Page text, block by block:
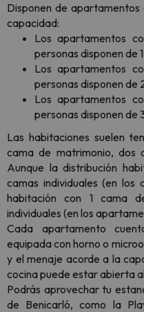
Disponen de
capacidad:
Los apartamentos
personas disponen de
Los apartamentos
personas disponen de
Los apartamentos
personas disponen de
Las habitaciones suelen
cama de matrimonio, dos
Aunque la distribución
camas individuales (en
habitación con 1 cama
individuales (en los
Cada apartamento
equipada con horno o
y el menaje acorde a la
cocina puede estar abierta
Podrás aprovechar tu
de Benicarló, como la